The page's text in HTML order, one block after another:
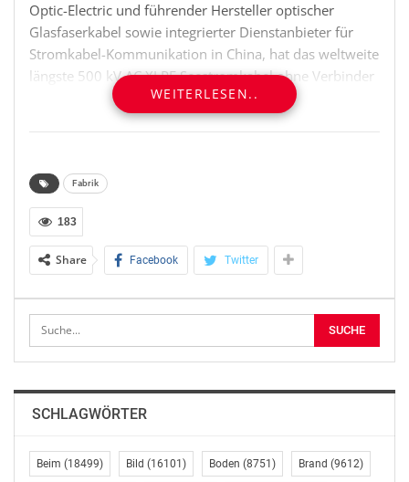
Optic-Electric und führender Hersteller optischer
Glasfaserkabel sowie integrierter Dienstanbieter für
Stromkabel-Kommunikation in China, hat das weltweite
längste 500 kV AC XLPE Seestromkabel ohne Verbinder
produziert. Mit diesem bahnbrechenden technischen
Produkt baut Hengtong High Voltage nicht nur seine
Branche.
Die 18,15 km des XLPE-Seekabels für 500 kV ohne
Verbinder haben den Zulassungstest in der Fertigung
am 10. März 2018 bestanden. Als Anerkennung der
erfolgreichen Entwicklung des Herstellungsverfahrens
und der Exzellenz des Kabelsystemprodukts für die
Kunden feierte das Managementteam der Fabrik für
Seekabel diesen Markstein gemeinsam mit der
eines höchst wichtigen Projekts für Stromübertragung
und -transformation in Zhoushan in der chinesischen
WEITERLESEN..
Fabrik
183
Share Facebook Twitter
SCHLAGWÖRTER
Beim (18499) Bild (16101) Boden (8751) Brand (9612)